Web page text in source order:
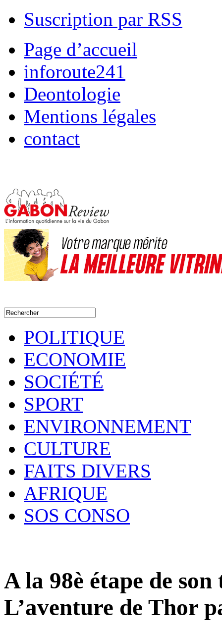
Suscription par RSS
Page d’accueil
inforoute241
Deontologie
Mentions légales
contact
POLITIQUE
ECONOMIE
SOCIÉTÉ
SPORT
ENVIRONNEMENT
CULTURE
FAITS DIVERS
AFRIQUE
SOS CONSO
A la 98è étape de
L’aventure de Thor